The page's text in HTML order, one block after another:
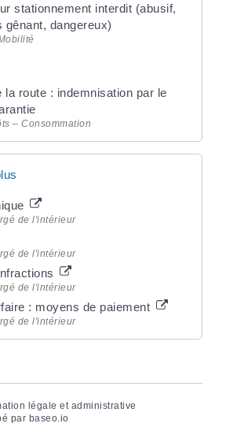
stationnement interdit (abusif,
gênant, dangereux)
la route : indemnisation par le
– Consommation
de l'intérieur
de l'intérieur
de l'intérieur
: moyens de paiement
de l'intérieur
légale et administrative
par baseo.io